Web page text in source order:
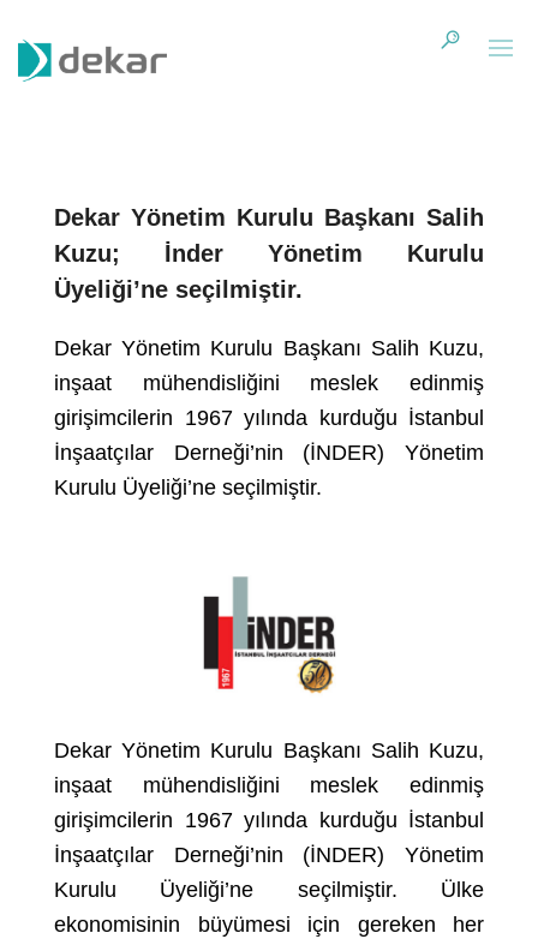
Dekar Yönetim Kurulu Başkanı Salih
Kuzu; İnder Yönetim Kurulu
Üyeliği’ne seçilmiştir.
Dekar Yönetim Kurulu Başkanı Salih Kuzu,
inşaat mühendisliğini meslek edinmiş
girişimcilerin 1967 yılında kurduğu İstanbul
İnşaatçılar Derneği’nin (İNDER) Yönetim
Kurulu Üyeliği’ne seçilmiştir.
Dekar Yönetim Kurulu Başkanı Salih Kuzu,
inşaat mühendisliğini meslek edinmiş
girişimcilerin 1967 yılında kurduğu İstanbul
İnşaatçılar Derneği’nin (İNDER) Yönetim
Kurulu Üyeliği’ne seçilmiştir. Ülke
ekonomisinin büyümesi için gereken her